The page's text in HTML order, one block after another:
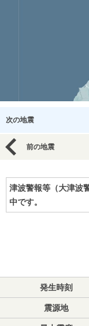
次の地震
前の地震
津波警報等（大津波
中です。
発生時刻
震源地